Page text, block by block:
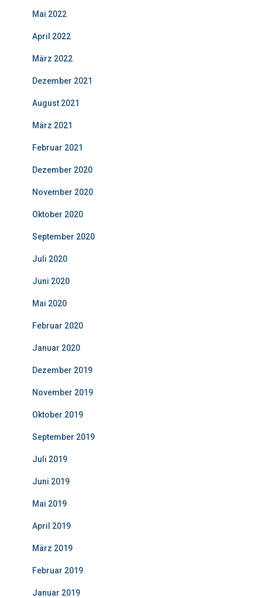
Mai 2022
April 2022
März 2022
Dezember 2021
August 2021
März 2021
Februar 2021
Dezember 2020
November 2020
Oktober 2020
September 2020
Juli 2020
Juni 2020
Mai 2020
Februar 2020
Januar 2020
Dezember 2019
November 2019
Oktober 2019
September 2019
Juli 2019
Juni 2019
Mai 2019
April 2019
März 2019
Februar 2019
Januar 2019